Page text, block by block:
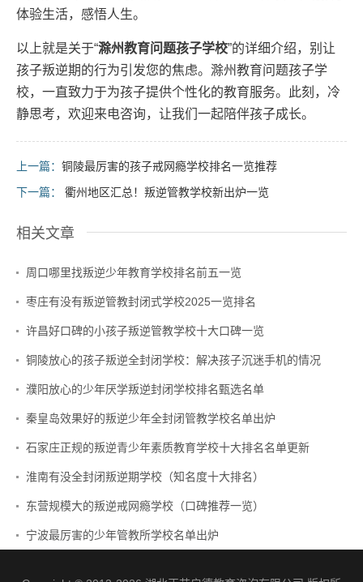
体验生活，感悟人生。
以上就是关于“滁州教育问题孩子学校”的详细介绍，别让
孩子叛逆期的行为引发您的焦虑。滁州教育问题孩子学
校，一直致力于为孩子提供个性化的教育服务。此刻，冷
静思考，欢迎来电咨询，让我们一起陪伴孩子成长。
上一篇： 铜陵最厉害的孩子戒网瘾学校排名一览推荐
下一篇：
衢州地区汇总！叛逆管教学校新出炉一览
相关文章
周口哪里找叛逆少年教育学校排名前五一览
枣庄有没有叛逆管教封闭式学校2025一览排名
许昌好口碑的小孩子叛逆管教学校十大口碑一览
铜陵放心的孩子叛逆全封闭学校：解决孩子沉迷手机的情况
濮阳放心的少年厌学叛逆封闭学校排名甄选名单
秦皇岛效果好的叛逆少年全封闭管教学校名单出炉
石家庄正规的叛逆青少年素质教育学校十大排名名单更新
淮南有没全封闭叛逆期学校（知名度十大排名）
东营规模大的叛逆戒网瘾学校（口碑推荐一览）
宁波最厉害的少年管教所学校名单出炉